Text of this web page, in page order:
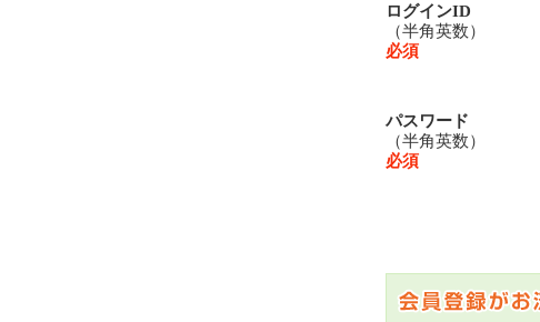
ログインID
（半角英数）
必須
パスワード
（半角英数）
必須